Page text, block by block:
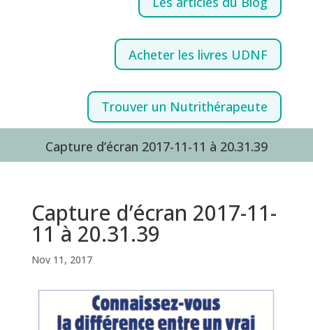
Acheter les livres UDNF
Trouver un Nutrithérapeute
Capture d’écran 2017-11-11 à 20.31.39
Capture d’écran 2017-11-
11 à 20.31.39
Nov 11, 2017